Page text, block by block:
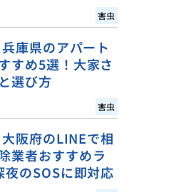
害虫
庫県のアパート
すめ5選！大家さ
選び方
害虫
大阪府のLINEで相
業者おすすめラ
夜のSOSに即対応